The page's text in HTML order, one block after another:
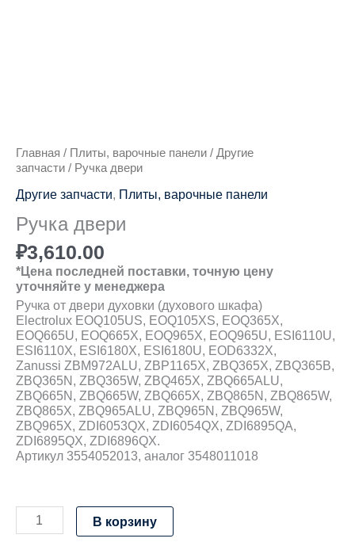
Главная / Плиты, варочные панели / Другие
запчасти / Ручка двери
Другие запчасти Плиты, варочные панели
Ручка двери
₽3,610.00
*Цена последней поставки, точную цену
уточняйте у менеджера
Ручка от двери духовки (духового шкафа)
Electrolux EOQ105US, EOQ105XS, EOQ365X,
EOQ665U, EOQ665X, EOQ965X, EOQ965U, ESI6110U,
ESI6110X, ESI6180X, ESI6180U, EOD6332X,
Zanussi ZBM972ALU, ZBP1165X, ZBQ365X, ZBQ365B,
ZBQ365N, ZBQ365W, ZBQ465X, ZBQ665ALU,
ZBQ665N, ZBQ665W, ZBQ665X, ZBQ865N, ZBQ865W,
ZBQ865X, ZBQ965ALU, ZBQ965N, ZBQ965W,
ZBQ965X, ZDI6053QX, ZDI6054QX, ZDI6895QA,
ZDI6895QX, ZDI6896QX.
Артикул 3554052013, аналог 3548011018
В корзину